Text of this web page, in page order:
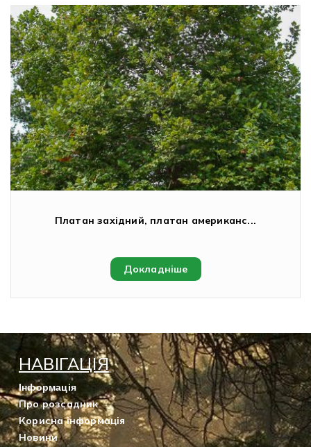
Платан західний, платан американс...
Докладніше
НАВІГАЦІЯ
Інформація
Про розсадник
Корисна інформація
Новини